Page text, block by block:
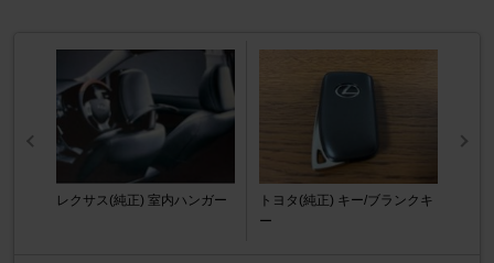
レクサス(純正) 室内ハンガー
トヨタ(純正) キー/ブランクキ
ー